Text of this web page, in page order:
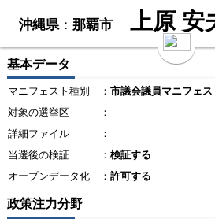
沖縄県：那覇市 上原 安
基本データ
マニフェスト種別 ： 市議会議員マニフェス
対象の選挙区
：
詳細ファイル
：
当選後の検証
： 検証する
オープンデータ化
： 許可する
政策注力分野